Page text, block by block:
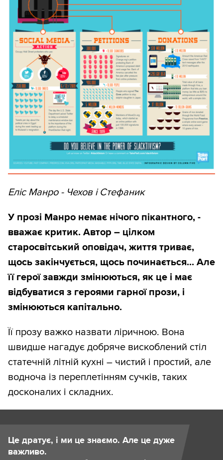
Еліс Манро - Чехов і Стефаник
У прозі Манро немає нічого пікантного, -
вважає критик. Автор – цілком
старосвітський оповідач, життя триває,
щось закінчується, щось починається... Але
її герої завжди змінюються, як це і має
відбуватися з героями гарної прози, і
змінюються капітально.
Її прозу важко назвати ліричною. Вона
швидше нагадує добряче вискоблений стіл
статечній літній кухні – чистий і простий, але
водноча із переплетінням сучків, таких
досконалих і складних.
Це дратує, і ми це знаємо. Але це дуже
важливо.